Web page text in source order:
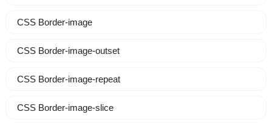
CSS Border-image
CSS Border-image-outset
CSS Border-image-repeat
CSS Border-image-slice